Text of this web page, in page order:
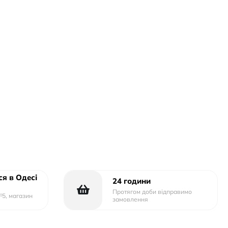
в Одесі
магазин
24 години
Протягом доби відправимо
замовлення